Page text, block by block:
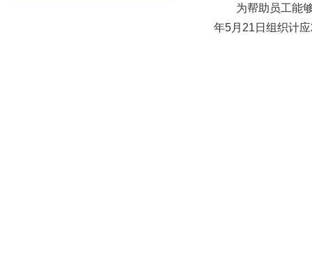
为帮助员工能
年5月21日组织计